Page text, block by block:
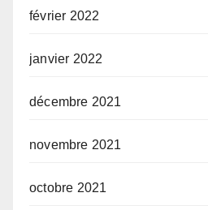
février 2022
janvier 2022
décembre 2021
novembre 2021
octobre 2021